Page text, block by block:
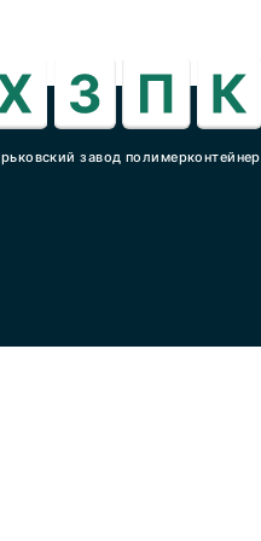
завод полимерконтейнер